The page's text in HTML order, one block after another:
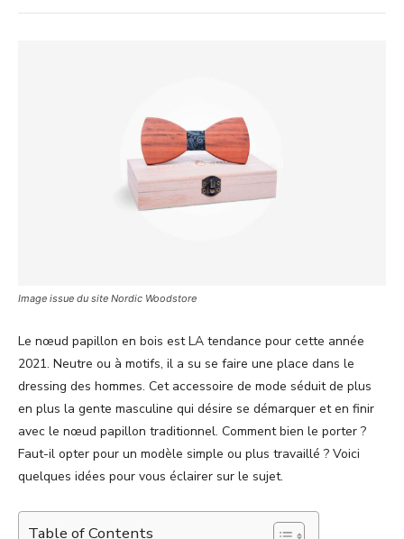
Image issue du site Nordic Woodstore
Le nœud papillon en bois est LA tendance pour cette année
2021. Neutre ou à motifs, il a su se faire une place dans le
dressing des hommes. Cet accessoire de mode séduit de plus
en plus la gente masculine qui désire se démarquer et en finir
avec le nœud papillon traditionnel. Comment bien le porter ?
Faut-il opter pour un modèle simple ou plus travaillé ? Voici
quelques idées pour vous éclairer sur le sujet.
Table of Contents